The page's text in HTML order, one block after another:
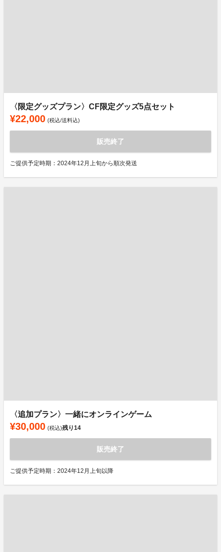
〈限定グッズプラン〉CF限定グッズ5点セット
¥22,000 (税込/送料込)
販売終了
ご提供予定時期：2024年12月上旬から順次発送
〈追加プラン〉一緒にオンラインゲーム
¥30,000 (税込)残り14
販売終了
ご提供予定時期：2024年12月上旬以降